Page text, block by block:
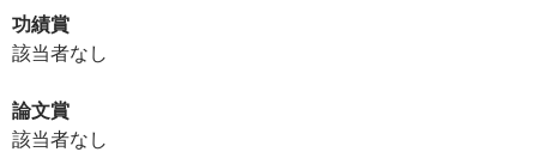
功績賞
該当者なし
論文賞
該当者なし